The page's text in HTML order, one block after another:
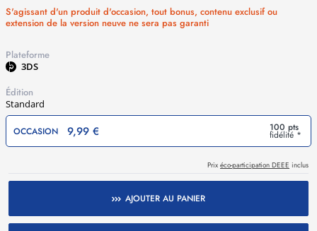
S'agissant d'un produit d'occasion, tout bonus, contenu exclusif ou
extension de la version neuve ne sera pas garanti
Plateforme
3DS
Édition
Standard
OCCASION 9,99 € 100 pts
fidélité *
Prix éco-participation DEEE inclus
AJOUTER AU PANIER